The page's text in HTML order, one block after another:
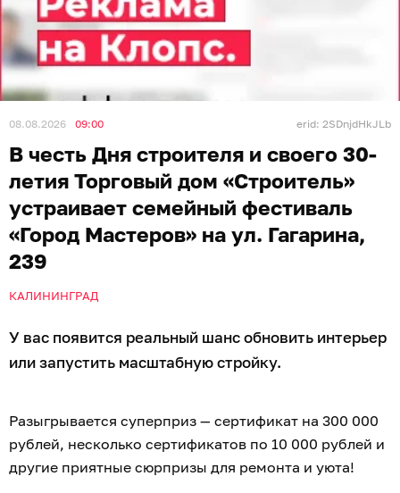
08.08.2026 09:00 erid: 2SDnjdHkJLb
В честь Дня строителя и своего 30-
летия Торговый дом «Строитель»
устраивает семейный фестиваль
«Город Мастеров» на ул. Гагарина,
239
КАЛИНИНГРАД
У вас появится реальный шанс обновить интерьер
или запустить масштабную стройку.
Разыгрывается суперприз — сертификат на 300 000
рублей, несколько сертификатов по 10 000 рублей и
другие приятные сюрпризы для ремонта и уюта!